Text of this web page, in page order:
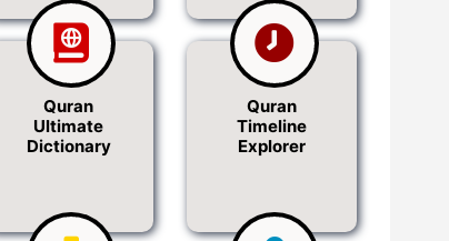
Quran
Ultimate
Dictionary
Quran
Timeline
Explorer